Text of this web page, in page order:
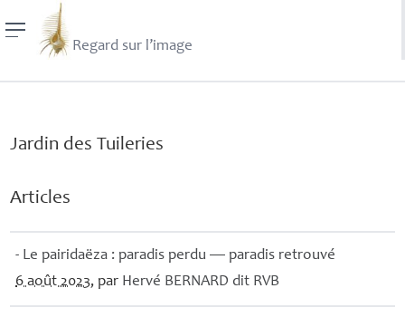
Regard sur l’image
Jardin des Tuileries
Articles
- Le pairidaëza : paradis perdu — paradis retrouvé
6 août 2023, par Hervé BERNARD dit RVB